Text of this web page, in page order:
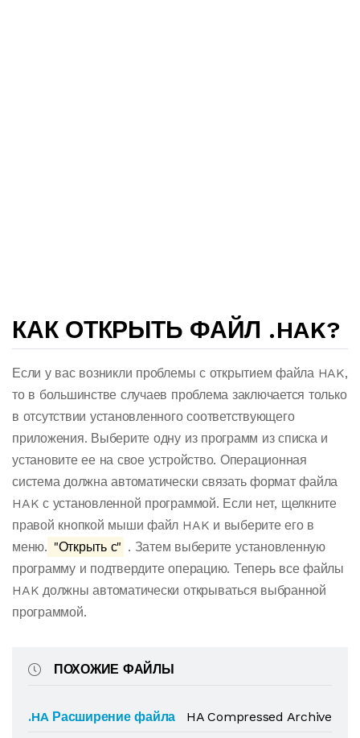
КАК ОТКРЫТЬ ФАЙЛ .HAK?
Если у вас возникли проблемы с открытием файла HAK,
то в большинстве случаев проблема заключается только
в отсутствии установленного соответствующего
приложения. Выберите одну из программ из списка и
установите ее на свое устройство. Операционная
система должна автоматически связать формат файла
HAK с установленной программой. Если нет, щелкните
правой кнопкой мыши файл HAK и выберите его в
меню. "Открыть с" . Затем выберите установленную
программу и подтвердите операцию. Теперь все файлы
HAK должны автоматически открываться выбранной
программой.
ПОХОЖИЕ ФАЙЛЫ
.HA Расширение файла
HA Compressed Archive